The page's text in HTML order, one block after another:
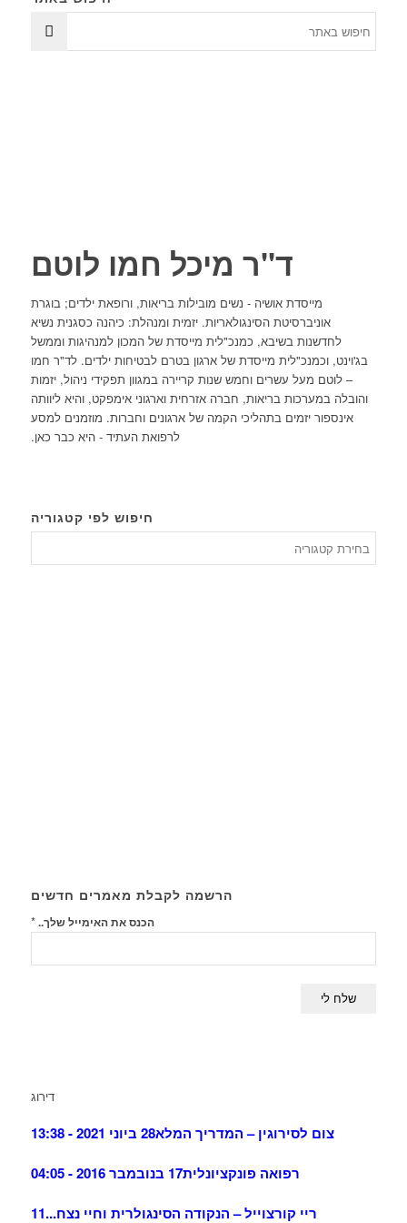
ד"ר מיכל חמו לוטם
מייסדת אושיה - נשים מובילות בריאות, ורופאת ילדים; בוגרת
אוניברסיטת הסינגולאריות. יזמית ומנהלת: כיהנה כסגנית נשיא
לחדשנות בשיבא, כמנכ"לית מייסדת של המכון למנהיגות וממשל
בג'וינט, וכמנכ"לית מייסדת של ארגון בטרם לבטיחות ילדים. לד"ר חמו
– לוטם מעל עשרים וחמש שנות קריירה במגוון תפקידי ניהול, יזמות
והובלה במערכות בריאות, חברה אזרחית וארגוני אימפקט, והיא ליוותה
אינספור יזמים בתהליכי הקמה של ארגונים וחברות. מוזמנים למסע
לרפואת העתיד - היא כבר כאן.
חיפוש לפי קטגוריה
הרשמה לקבלת מאמרים חדשים
הכנס את האימייל שלך..*
דירוג
צום לסירוגין – המדריך המלא28 ביוני 2021 - 13:38
רפואה פונקציונלית17 בנובמבר 2016 - 04:05
ריי קורצוייל – הנקודה הסינגולרית וחיי נצח...11